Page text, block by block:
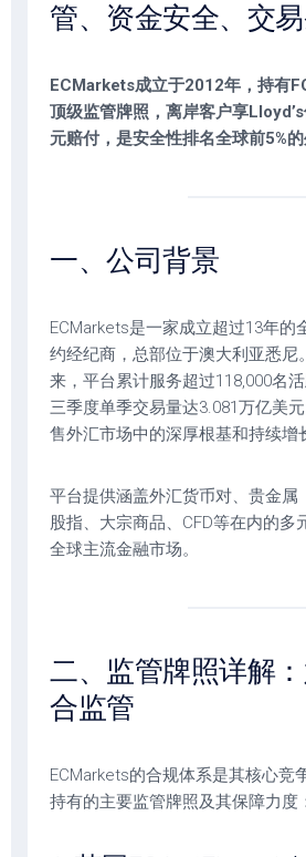
管、资金安全、交
ECMarkets成立于2012年，持有
顶级监管牌照，离岸客户享
元赔付，是安全性排名全球前5%的
一、公司背景
ECMarkets是一家成立超过13年的
约经纪商，总部位于澳大利亚悉尼
来，平台累计服务超过118,000名
三季度单季交易量达3.081万亿美
售外汇市场中的深厚根基和持续增
平台提供涵盖外汇货币对、贵金属
股指、大宗商品、CFD等在内的多
全球主流金融市场。
二、监管牌照详解
合监管
ECMarkets的合规体系是其核心竞
持有的主要监管牌照及其保障力度